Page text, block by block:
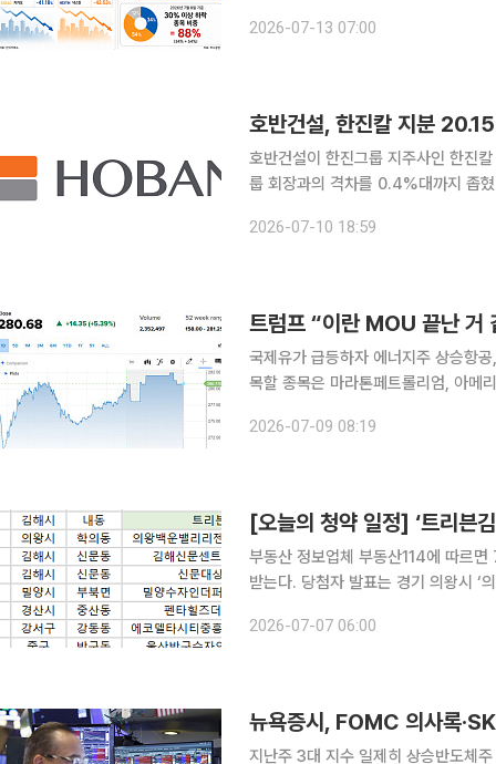
터 7월 10일까지 국내 증시에 상장된
2026-07-13 07:00
호반건설, 한진칼 지분
호반건설이 한진그룹 지주사인 한진
룹 회장과의 격차를 0.4%대까지 좁혔다. 10일 금융감독원 전자공시시스템에 따르면
2026-07-10 18:59
국제유가 급등하자 에너지주 상승항
목할 종목은 마라톤페트롤리엄, 아메리칸항공, 모더나 등이
2026-07-09 08:19
[오늘의 청약 일정] ‘트리븐
부동산 정보업체 부동산114에 따르면
받는다. 당첨자 발표는 경기 의왕시 ‘의왕백운밸리리젠시빌란트(A1) 민간임대’, 경남 김해시 ‘김해신
양’, 경북 경산시 ‘펜타힐즈더블유(1단
2026-07-07 06:00
뉴욕증시, FOMC 의사록
지난주 3대 지수 일제히 상승반도체